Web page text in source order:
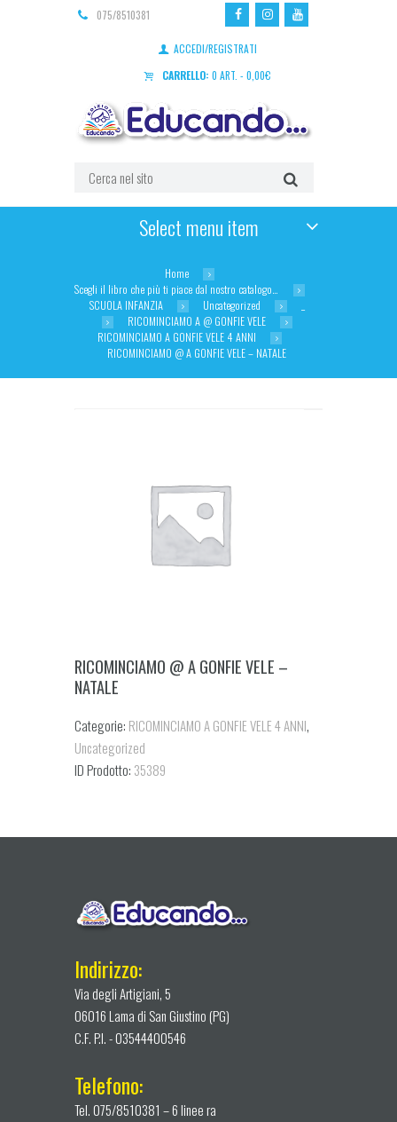
075/8510381
ACCEDI/REGISTRATI
CARRELLO: 0 ART. - 0,00€
Select menu item
Home
Scegli il libro che più ti piace dal nostro catalogo…
SCUOLA INFANZIA
Uncategorized
RICOMINCIAMO A @ GONFIE VELE
RICOMINCIAMO A GONFIE VELE 4 ANNI
RICOMINCIAMO @ A GONFIE VELE – NATALE
RICOMINCIAMO @ A GONFIE VELE –
NATALE
Categorie: RICOMINCIAMO A GONFIE VELE 4 ANNI,
Uncategorized
ID Prodotto: 35389
Indirizzo:
Via degli Artigiani, 5
06016 Lama di San Giustino (PG)
C.F. P.I. - 03544400546
Telefono:
Tel. 075/8510381 – 6 linee ra